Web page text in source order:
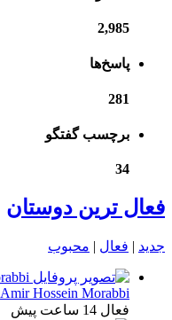
2,985
پاسخ‌ها
281
برچسب گفتگو
34
فعال ترین دوستان
جدید | فعال | محبوب
Amir Hossein Morabbi
فعال 14 ساعت پیش